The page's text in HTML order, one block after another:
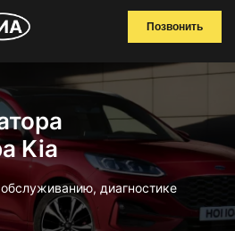
Позвонить
Kia
диагностике